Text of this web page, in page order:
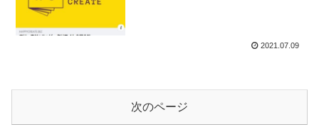
2021.07.09
次のページ